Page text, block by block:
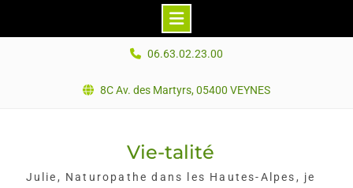
06.63.02.23.00
8C Av. des Martyrs, 05400 VEYNES
Vie-talité
Julie, Naturopathe dans les Hautes-Alpes, je